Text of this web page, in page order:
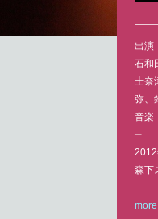
出演
石和
士奈
弥、
音楽
─
森下
─